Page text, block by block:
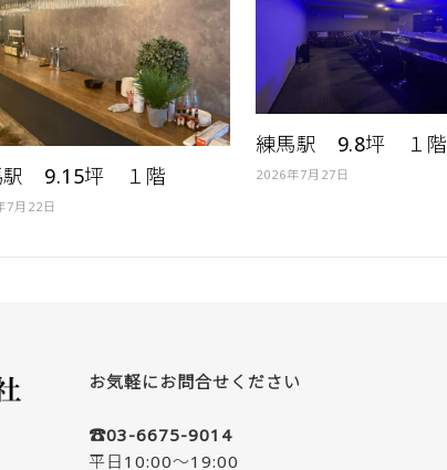
駅 9.15坪 １階
7月22日
練馬駅 9.8坪 １階
2026年7月27日
お気軽にお問合せください
☎03-6675-9014
平日10:00～19:00